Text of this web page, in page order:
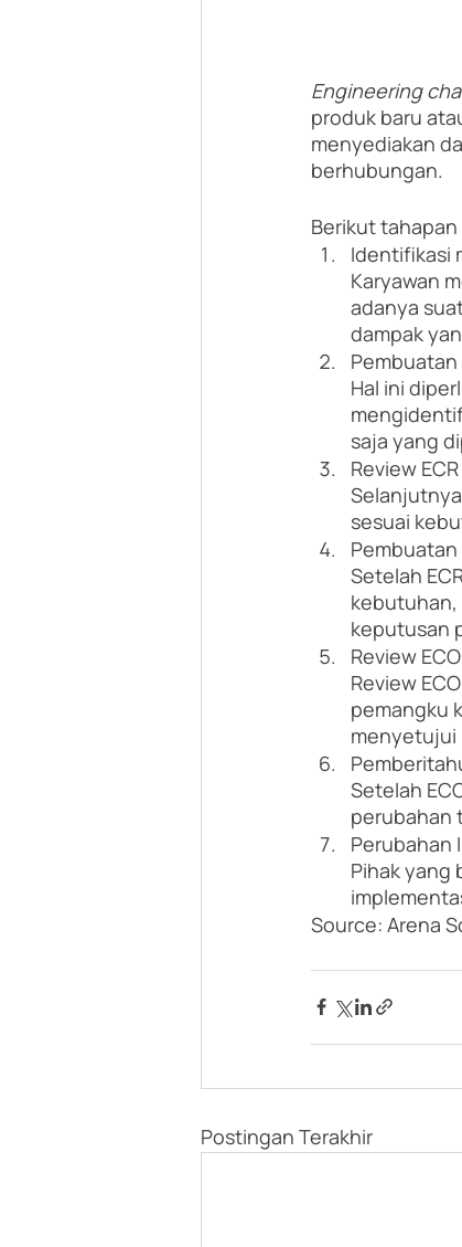
Engineering
produk baru
menyediakan
berhubungan.
Berikut tahapan
Identifikasi
Karyawan
adanya
dampak
Pembuatan
Hal ini
saja yang
Review ECR
sesuai
Pembuatan
Setelah
kebutuhan,
keputusan
Review ECO
Review
pemangku
menyetujui
Setelah
perubahan
Perubahan
Pihak yang
Source: Arena
Postingan Terakhir